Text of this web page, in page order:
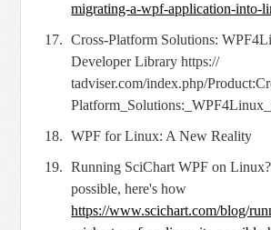
migrating-a-wpf-application-into-
Cross-Platform Solutions:
Developer Library https://
tadviser.com/index.php/
WPF for Linux: A New Reality
Running SciChart WPF on
possible, here's how
https://www.scichart.com/blog/